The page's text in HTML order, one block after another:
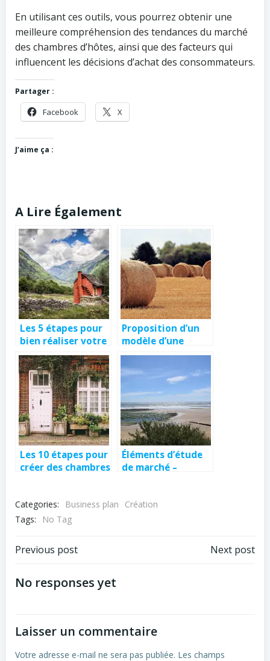
En utilisant ces outils, vous pourrez obtenir une
meilleure compréhension des tendances du marché
des chambres d’hôtes, ainsi que des facteurs qui
influencent les décisions d’achat des consommateurs.
Partager :
Facebook X
J’aime ça :
A Lire Également
Les 5 étapes pour
bien réaliser votre
étude de marché
pour créer votre
maison d’hôtes ou
des gîtes
Proposition d’un
modèle d’une
analyse SWOT pour
une chambre
d’hôtes
Les 10 étapes pour
créer des chambres
Éléments d’étude
de marché –
Categories: Business plan
Création
Tags:
No Tag
Navigation
de
Previous post
Navigation
Next post
No responses yet
Laisser un commentaire
Votre adresse e-mail ne sera pas publiée. Les champs